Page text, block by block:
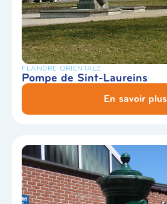
FLANDRE ORIENTALE
Pompe de Sint-Laureins
En savoir plus